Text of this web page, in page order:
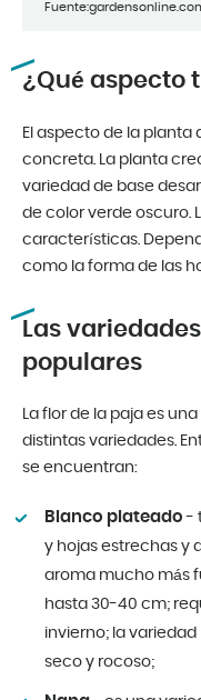
¿Qué aspecto
El aspecto de la
concreta. La planta
variedad de base
de color verde oscuro.
características.
como la forma de las
Las
populares
La flor de la paja es
distintas variedades.
se encuentran:
Blanco plateado -
y hojas estrechas y
aroma mucho más
hasta 30-40 cm;
invierno; la
seco y rocoso;